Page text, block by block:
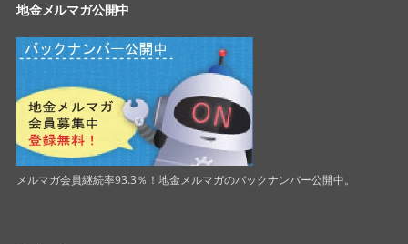
地金メルマガ公開中
メルマガ会員継続率93.3％！地金メルマガのバックナンバー公開中。